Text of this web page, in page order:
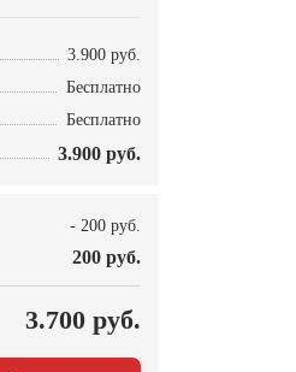
3.900 руб.
Бесплатно
Бесплатно
3.900 руб.
- 200 руб.
200 руб.
3.700 руб.